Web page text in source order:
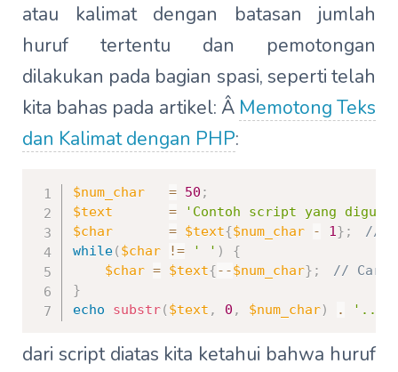
atau kalimat dengan batasan jumlah
huruf tertentu dan pemotongan
dilakukan pada bagian spasi, seperti telah
kita bahas pada artikel: Â Memotong Teks
dan Kalimat dengan PHP:
$num_char = 50 ;
$text
=
'Contoh script yang
$char
= $text{$num_char - 1} ;
//
while( $char != ' ' )
{
$char = $text{--$num_char} ;
// Cari
}
echo
substr( $text , 0 , $num_char) . '...'
dari script diatas kita ketahui bahwa huruf